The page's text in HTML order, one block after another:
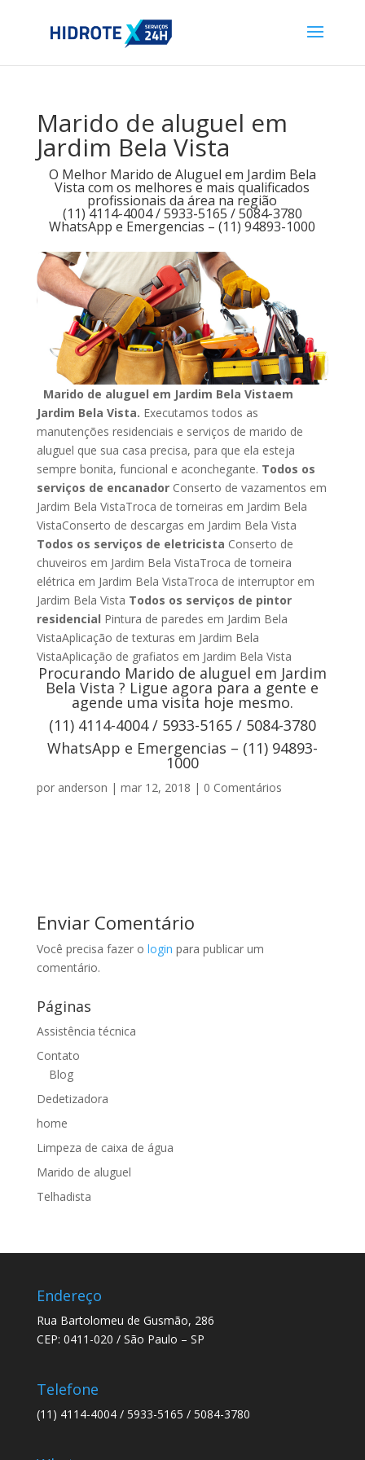
Marido de aluguel em
Jardim Bela Vista
O Melhor Marido de Aluguel em Jardim Bela
Vista com os melhores e mais qualificados
profissionais da área na região
(11) 4114-4004 / 5933-5165 / 5084-3780
WhatsApp e Emergencias – (11) 94893-1000
Marido de aluguel em Jardim Bela Vistaem
Jardim Bela Vista. Executamos todos as
manutenções residenciais e serviços de marido de
aluguel que sua casa precisa, para que ela esteja
sempre bonita, funcional e aconchegante. Todos os
serviços de encanadorConserto de vazamentos em
Jardim Bela VistaTroca de torneiras em Jardim Bela
VistaConserto de descargas em Jardim Bela Vista
Todos os serviços de eletricista Conserto de
chuveiros em Jardim Bela VistaTroca de torneira
elétrica em Jardim Bela VistaTroca de interruptor em
Jardim Bela Vista Todos os serviços de pintor
residencial Pintura de paredes em Jardim Bela
VistaAplicação de texturas em Jardim Bela
VistaAplicação de grafiatos em Jardim Bela Vista
Procurando Marido de aluguel em Jardim
Bela Vista ? Ligue agora para a gente e
agende uma visita hoje mesmo.
(11) 4114-4004 / 5933-5165 / 5084-3780
WhatsApp e Emergencias – (11) 94893-
1000
por anderson | mar 12, 2018 | 0 Comentários
Enviar Comentário
Você precisa fazer o login para publicar um
comentário.
Páginas
Assistência técnica
Contato
Blog
Dedetizadora
home
Limpeza de caixa de água
Marido de aluguel
Telhadista
Endereço
Rua Bartolomeu de Gusmão, 286
CEP: 0411-020 / São Paulo – SP
Telefone
(11) 4114-4004 / 5933-5165 / 5084-3780